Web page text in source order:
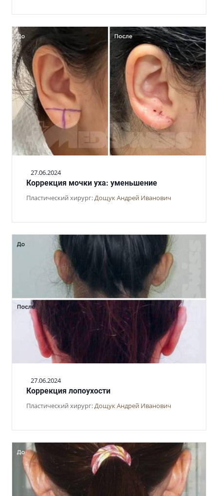
27.06.2024
Коррекция мочки уха: уменьшение
Пластический хирург:Дощук Андрей Иванович
27.06.2024
Коррекция лопоухости
Пластический хирург:Дощук Андрей Иванович